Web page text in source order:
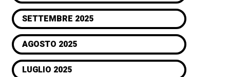
SETTEMBRE 2025
AGOSTO 2025
LUGLIO 2025